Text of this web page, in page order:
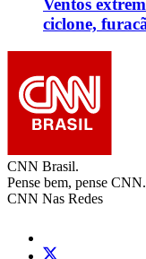
Ventos
ciclone,
CNN Brasil.
Pense bem, pense CNN.
CNN Nas Redes